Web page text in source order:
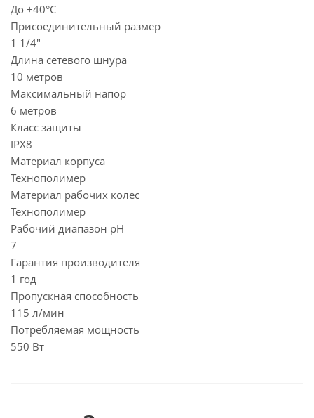
До +40°С
Присоединительный размер
1 1/4"
Длина сетевого шнура
10 метров
Максимальный напор
6 метров
Класс защиты
IPХ8
Материал корпуса
Технополимер
Материал рабочих колес
Технополимер
Рабочий диапазон pH
7
Гарантия производителя
1 год
Пропускная способность
115 л/мин
Потребляемая мощность
550 Вт